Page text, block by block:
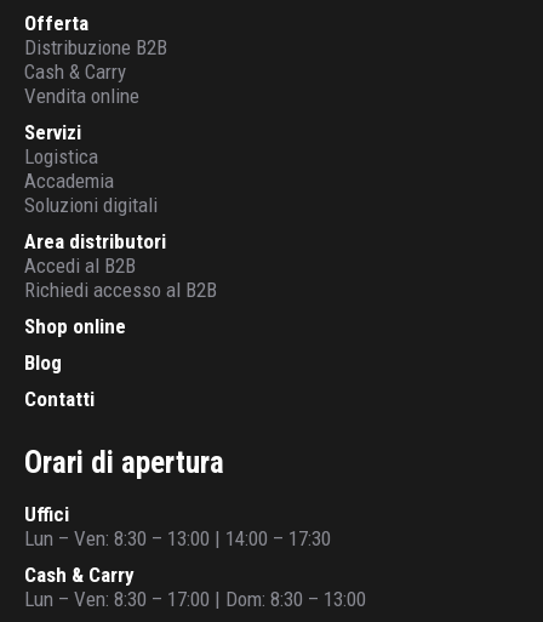
Offerta
Distribuzione B2B
Cash & Carry
Vendita online
Servizi
Logistica
Accademia
Soluzioni digitali
Area distributori
Accedi al B2B
Richiedi accesso al B2B
Shop online
Blog
Contatti
Orari di apertura
Uffici
Lun – Ven: 8:30 – 13:00 | 14:00 – 17:30
Cash & Carry
Lun – Ven: 8:30 – 17:00 | Dom: 8:30 – 13:00